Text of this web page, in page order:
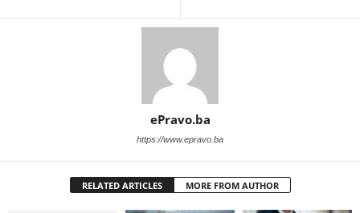
ePravo.ba
https://www.epravo.ba
RELATED ARTICLES MORE FROM AUTHOR